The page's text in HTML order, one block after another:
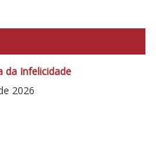
da Infelicidade
2026